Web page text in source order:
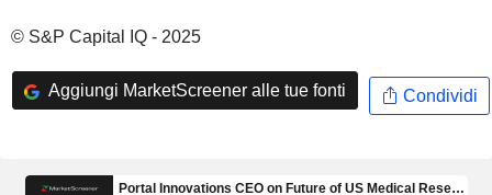
© S&P Capital IQ - 2025
Aggiungi MarketScreener alle tue fonti Condividi